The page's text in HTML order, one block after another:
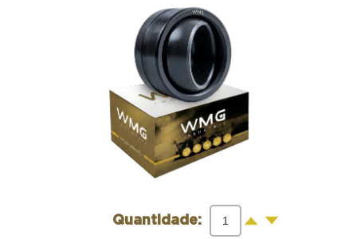
Quantidade: + -